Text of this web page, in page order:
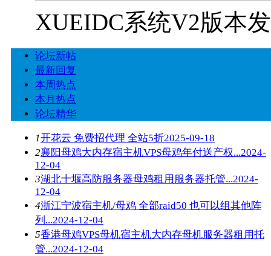
XUEIDC系统V2版本
论坛新帖
最新回复
本周热点
本月热点
论坛精华
1开花云 免费招代理 全站5折2025-09-18
2襄阳母鸡大内存宿主机VPS母鸡年付送产权...2024-
12-04
3湖北十堰高防服务器母鸡租用服务器托管...2024-
12-04
4浙江宁波宿主机/母鸡 全部raid50 也可以组其他阵
列...2024-12-04
5香港母鸡VPS母机宿主机大内存母机服务器租用托
管...2024-12-04